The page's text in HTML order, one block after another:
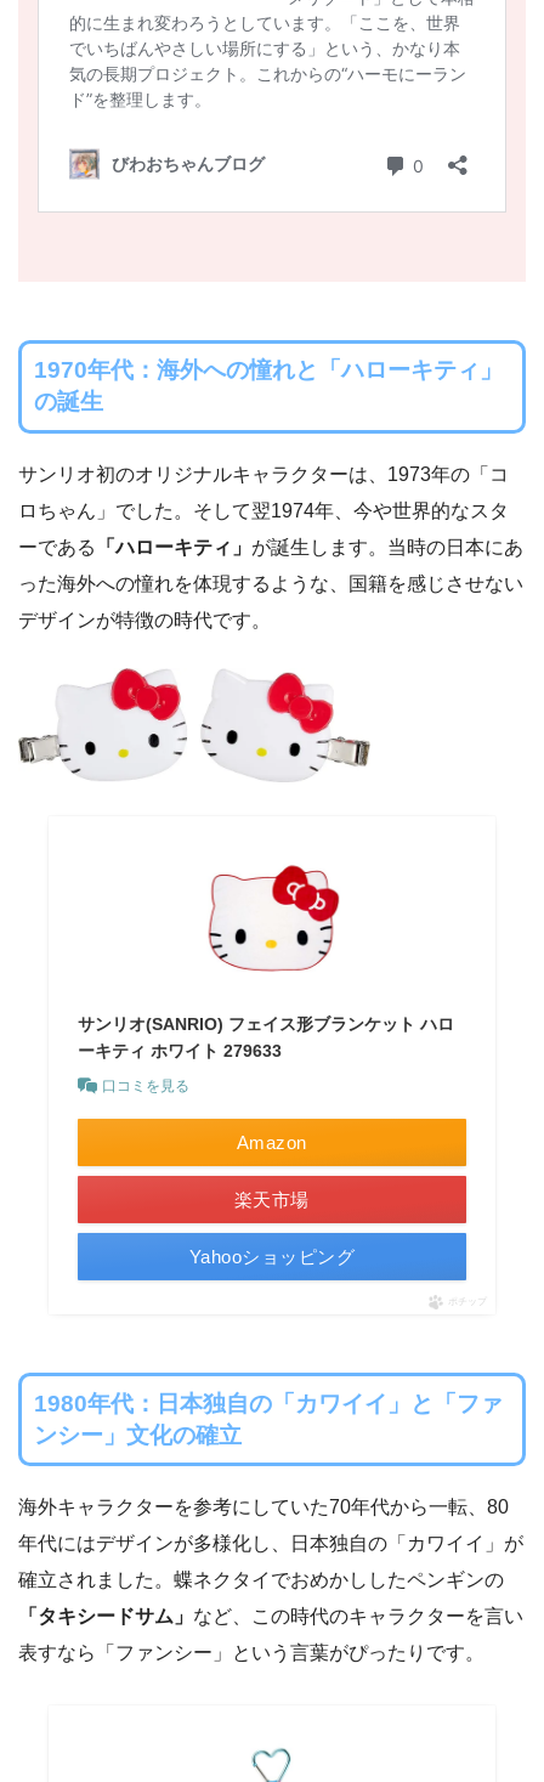
1970年代：海外への憧れと「ハローキティ」
の誕生
サンリオ初のオリジナルキャラクターは、1973年の「コ
ロちゃん」でした。そして翌1974年、今や世界的なスタ
ーである
「ハローキティ」 が誕生します。当時の日本にあ
った海外への憧れを体現するような、国籍を感じさせない
デザインが特徴の時代です。
サンリオ(SANRIO) フェイス形ブランケット ハロ
ーキティ ホワイト 279633
口コミを見る
Amazon
楽天市場
Yahooショッピング
ポチップ
1980年代：日本独自の「カワイイ」と「ファ
ンシー」文化の確立
海外キャラクターを参考にしていた70年代から一転、80
年代にはデザインが多様化し、日本独自の「カワイイ」が
確立されました。蝶ネクタイでおめかししたペンギンの
「タキシードサム」 など、この時代のキャラクターを言い
表すなら「ファンシー」という言葉がぴったりです。